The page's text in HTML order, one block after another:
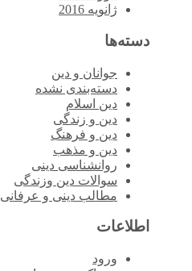
ژانویه 2016
دسته‌ها
جوانان و دین
دسته‌بندی نشده
دین اسلام
دین و زندگی
دین و فرهنگ
دین و مذهب
روانشناسی دینی
سوالات دین وزندگی
مطالب دینی و عرفانی
اطلاعات
ورود